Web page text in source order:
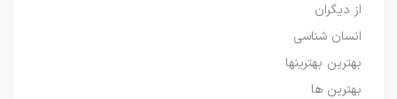
از دیگران
انسان شناسی
بهترین بهترینها
بهترین ها